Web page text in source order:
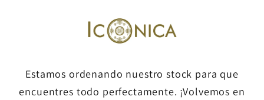
Estamos ordenando nuestro stock para que
encuentres todo perfectamente. ¡Volvemos en